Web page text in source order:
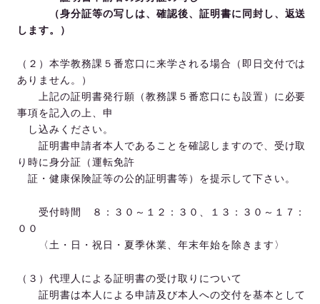
（身分証等の写しは、確認後、証明書に同封し、返送
します。）
（２）本学教務課５番窓口に来学される場合（即日交付では
ありません。）
上記の証明書発行願（教務課５番窓口にも設置）に必要
事項を記入の上、申
し込みください。
証明書申請者本人であることを確認しますので、受け取
り時に身分証（運転免許
証・健康保険証等の公的証明書等）を提示して下さい。
受付時間 ８：３０～１２：３０、１３：３０～１７：
００
〈土・日・祝日・夏季休業、年末年始を除きます〉
（３）代理人による証明書の受け取りについて
証明書は本人による申請及び本人への交付を基本として